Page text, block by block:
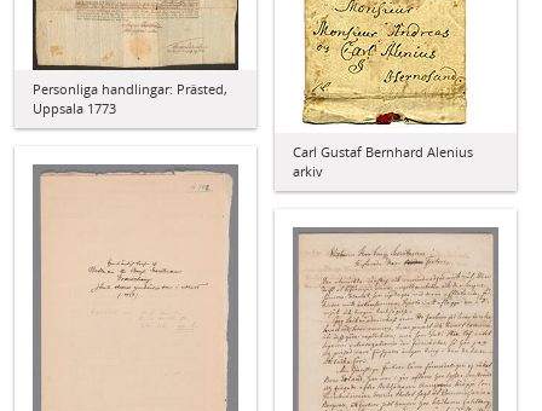
Carl Gustaf Bernhard Alenius
arkiv
Personliga handlingar: Prästed,
Uppsala 1773